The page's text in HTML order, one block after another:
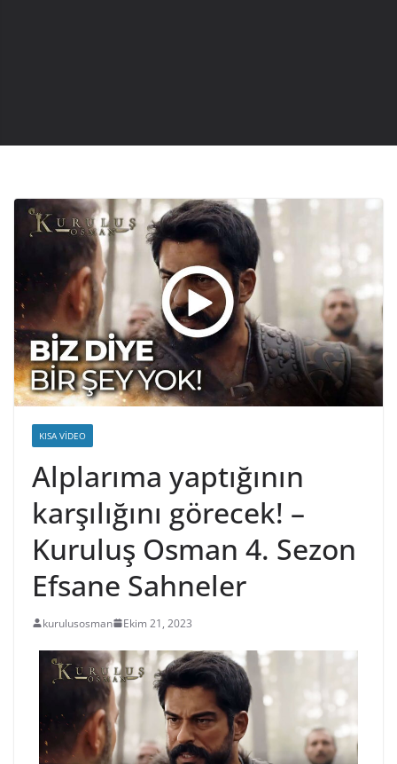
KISA VIDEO
Alplarıma yaptığının
karşılığını görecek! –
Kuruluş Osman 4. Sezon
Efsane Sahneler
kurulusosman Ekim 21, 2023